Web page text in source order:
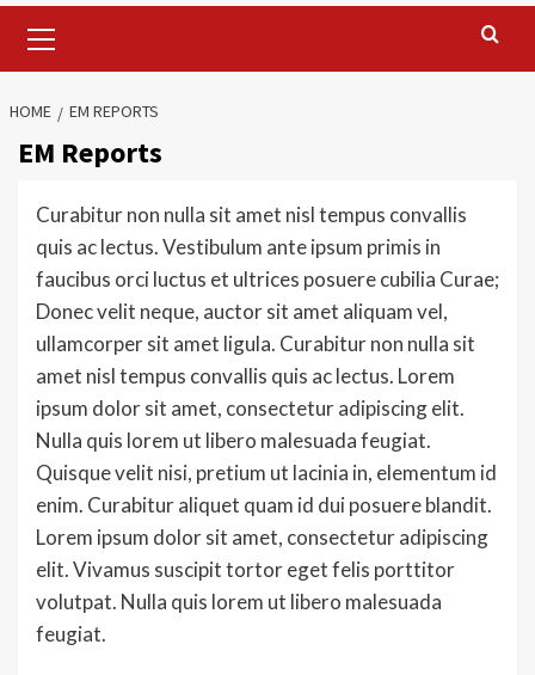
Menu
HOME EM REPORTS
EM Reports
Curabitur non nulla sit amet nisl tempus convallis
quis ac lectus. Vestibulum ante ipsum primis in
faucibus orci luctus et ultrices posuere cubilia Curae;
Donec velit neque, auctor sit amet aliquam vel,
ullamcorper sit amet ligula. Curabitur non nulla sit
amet nisl tempus convallis quis ac lectus. Lorem
ipsum dolor sit amet, consectetur adipiscing elit.
Nulla quis lorem ut libero malesuada feugiat.
Quisque velit nisi, pretium ut lacinia in, elementum id
enim. Curabitur aliquet quam id dui posuere blandit.
Lorem ipsum dolor sit amet, consectetur adipiscing
elit. Vivamus suscipit tortor eget felis porttitor
volutpat. Nulla quis lorem ut libero malesuada
feugiat.